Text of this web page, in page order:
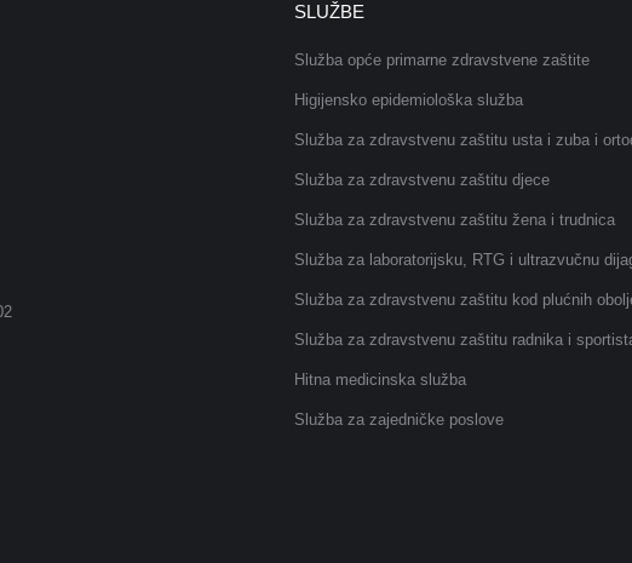
SLUŽBE
Služba opće primarne zdravstvene zaštite
Higijensko epidemiološka služba
Služba za zdravstvenu zaštitu usta i zuba i
Služba za zdravstvenu zaštitu djece
Služba za zdravstvenu zaštitu žena i trudnica
Služba za laboratorijsku, RTG i ultrazvučnu
Služba za zdravstvenu zaštitu kod plućnih
Služba za zdravstvenu zaštitu radnika i
Hitna medicinska služba
Služba za zajedničke poslove